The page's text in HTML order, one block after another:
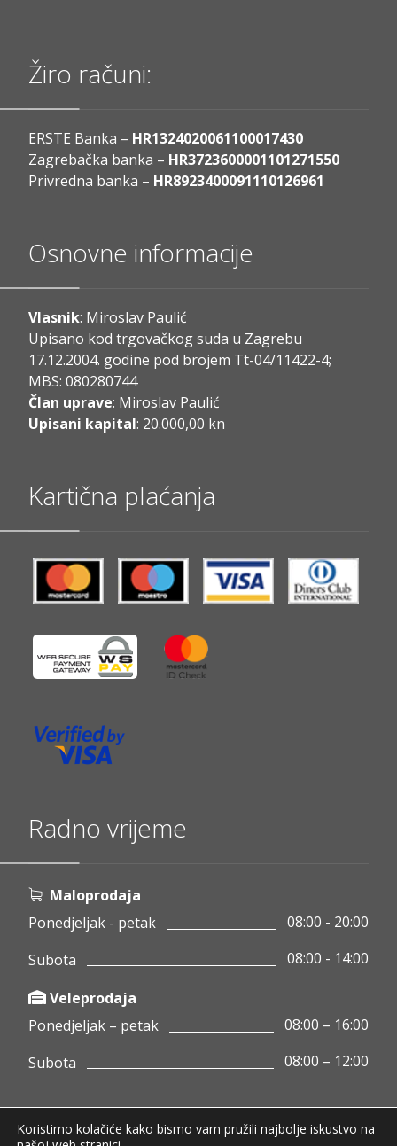
Žiro računi:
ERSTE Banka – HR1324020061100017430
Zagrebačka banka – HR3723600001101271550
Privredna banka – HR8923400091110126961
Osnovne informacije
Vlasnik: Miroslav Paulić
Upisano kod trgovačkog suda u Zagrebu
17.12.2004. godine pod brojem Tt-04/11422-4;
MBS: 080280744
Član uprave: Miroslav Paulić
Upisani kapital: 20.000,00 kn
Kartična plaćanja
Radno vrijeme
Maloprodaja
Ponedjeljak - petak
08:00 - 20:00
Subota
08:00 - 14:00
Veleprodaja
Ponedjeljak – petak
08:00 – 16:00
Subota
08:00 – 12:00
Koristimo kolačiće kako bismo vam pružili najbolje iskustvo na